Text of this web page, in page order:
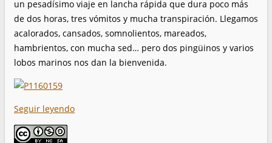
un pesadísimo viaje en lancha rápida que dura poco más
de dos horas, tres vómitos y mucha transpiración. Llegamos
acalorados, cansados, somnolientos, mareados,
hambrientos, con mucha sed… pero dos pingüinos y varios
lobos marinos nos dan la bienvenida.
Seguir leyendo